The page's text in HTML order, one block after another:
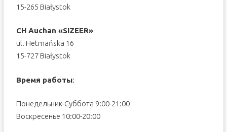
15-265 Białystok
CH Auchan «SIZEER»
ul. Hetmańska 16
15-727 Białystok
Время работы:
Понедельник-Суббота 9:00-21:00
Воскресенье 10:00-20:00